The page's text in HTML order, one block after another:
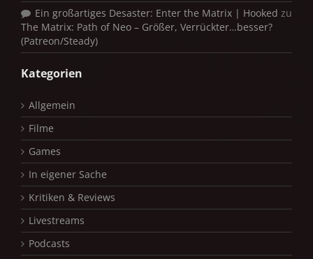
Ein großartiges Desaster: Enter the Matrix | Hooked zu
The Matrix: Path of Neo – Größer, Verrückter…besser?
(Patreon/Steady)
Kategorien
Allgemein
Filme
Games
In eigener Sache
Kritiken & Reviews
Livestreams
Podcasts